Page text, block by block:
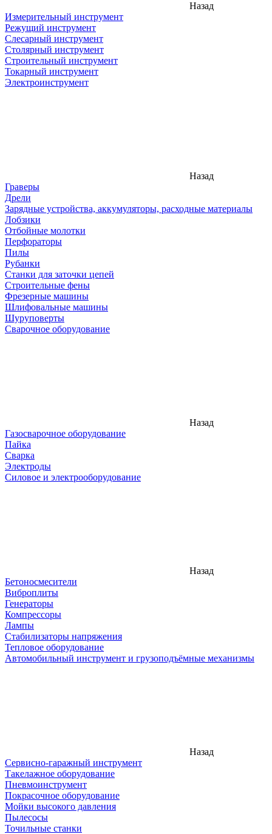
Назад
Измерительный инструмент
Режущий инструмент
Слесарный инструмент
Столярный инструмент
Строительный инструмент
Токарный инструмент
Электроинструмент
Назад
Граверы
Дрели
Зарядные устройства, аккумуляторы, расходные материалы
Лобзики
Отбойные молотки
Перфораторы
Пилы
Рубанки
Станки для заточки цепей
Строительные фены
Фрезерные машины
Шлифовальные машины
Шуруповерты
Сварочное оборудование
Назад
Газосварочное оборудование
Пайка
Сварка
Электроды
Силовое и электрооборудование
Назад
Бетоносмесители
Виброплиты
Генераторы
Компрессоры
Лампы
Стабилизаторы напряжения
Тепловое оборудование
Автомобильный инструмент и грузоподъёмные механизмы
Назад
Сервисно-гаражный инструмент
Такелажное оборудование
Пневмоинструмент
Покрасочное оборудование
Мойки высокого давления
Пылесосы
Точильные станки